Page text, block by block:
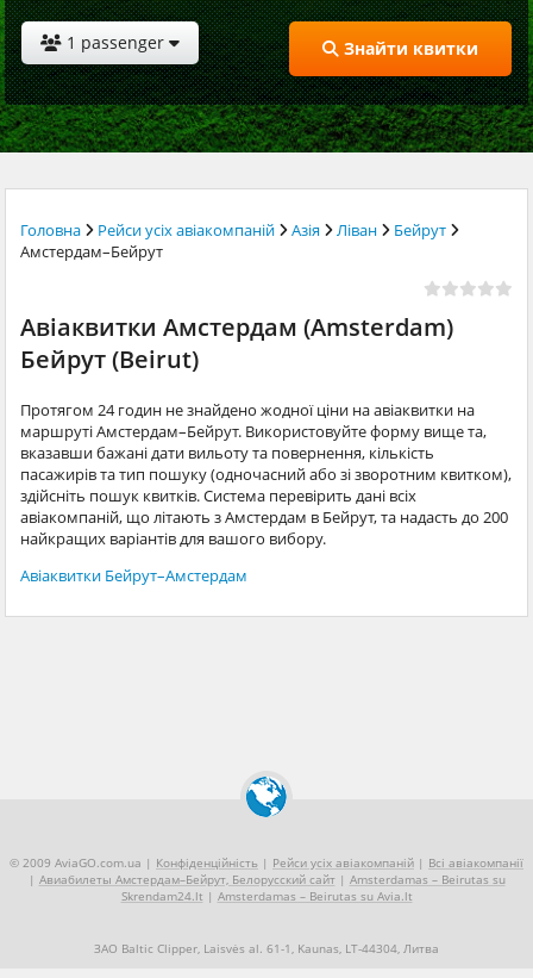
1 passenger Знайти квитки
Головна Рейси усіх авіакомпаній Азія Ліван
Бейрут
Амстердам–Бейрут
Авіаквитки Амстердам (Amsterdam)
Бейрут (Beirut)
Протягом 24 годин не знайдено жодної ціни на авіаквитки на
маршруті Амстердам–Бейрут. Використовуйте форму вище та,
вказавши бажані дати вильоту та повернення, кількість
пасажирів та тип пошуку (одночасний або зі зворотним квитком),
здійсніть пошук квитків. Система перевірить дані всіх
авіакомпаній, що літають з Амстердам в Бейрут, та надасть до 200
найкращих варіантів для вашого вибору.
Авіаквитки Бейрут–Амстердам
© 2009 AviaGO.com.ua | Конфіденційність | Рейси усіх авіакомпаній | Всі авіакомпанії
| Авиабилеты Амстердам–Бейрут, Белорусский сайт| Amsterdamas – Beirutas su
Skrendam24.lt | Amsterdamas – Beirutas su Avia.lt
ЗАО Baltic Clipper, Laisvės al. 61-1, Kaunas, LT-44304, Литва